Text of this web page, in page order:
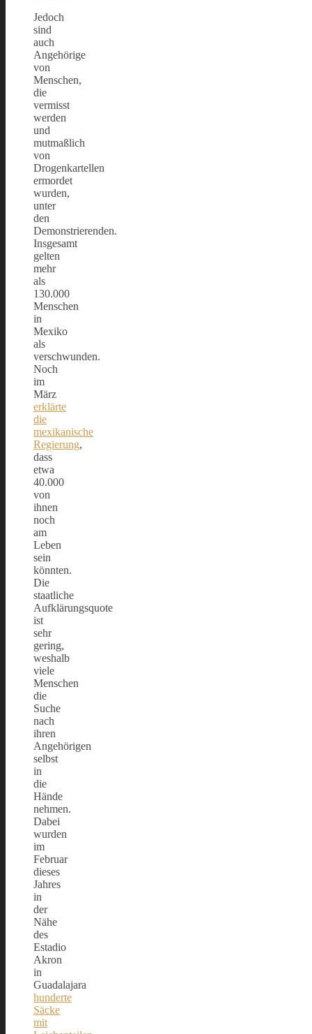
Jedoch
sind
auch
Angehörige
von
Menschen,
die
vermisst
werden
und
mutmaßlich
von
Drogenkartellen
ermordet
wurden,
unter
den
Demonstrierenden.
Insgesamt
gelten
mehr
als
130.000
Menschen
in
Mexiko
als
verschwunden.
Noch
im
März
erklärte
die
mexikanische
Regierung,
dass
etwa
40.000
von
ihnen
noch
am
Leben
sein
könnten.
Die
staatliche
Aufklärungsquote
ist
sehr
gering,
weshalb
viele
Menschen
die
Suche
nach
ihren
Angehörigen
selbst
in
die
Hände
nehmen.
Dabei
wurden
im
Februar
dieses
Jahres
in
der
Nähe
des
Estadio
Akron
in
Guadalajara
hunderte
Säcke
mit